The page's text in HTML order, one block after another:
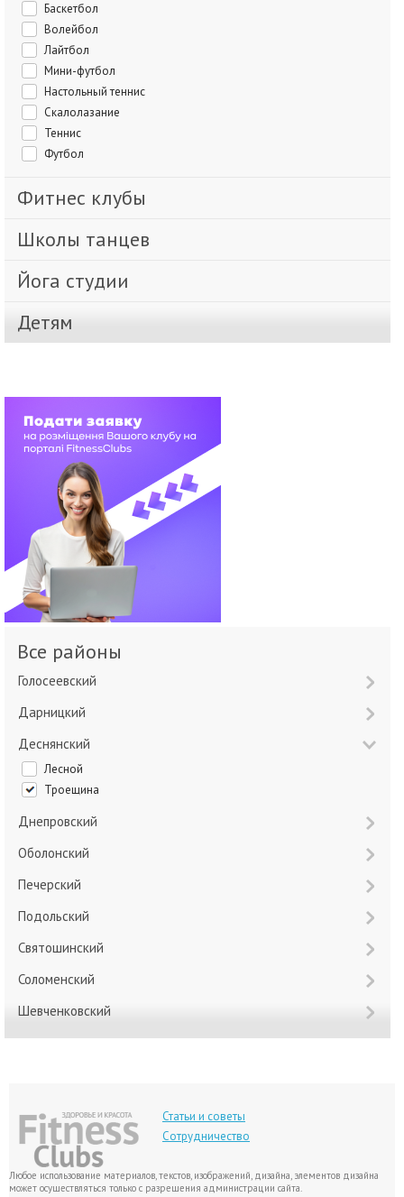
Баскетбол
Волейбол
Лайтбол
Мини-футбол
Настольный теннис
Скалолазание
Теннис
Футбол
Фитнес клубы
Школы танцев
Йога студии
Детям
Все районы
Голосеевский
Дарницкий
Деснянский
Лесной
Троещина
Днепровский
Оболонский
Печерский
Подольский
Святошинский
Соломенский
Шевченковский
Статьи и советы
Сотрудничество
Любое использование материалов, текстов, изображений, дизайна, элементов дизайна
может осуществляться только с разрешения администрации сайта.